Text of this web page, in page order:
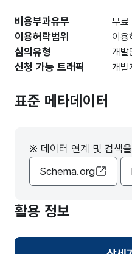
비용부과유무 무료
이용허락범위 이용
심의유형 개발
신청 가능 트래픽 개발
표준 메타데이터
※ 데이터 연계 및 검색
Schema.org
활용 정보